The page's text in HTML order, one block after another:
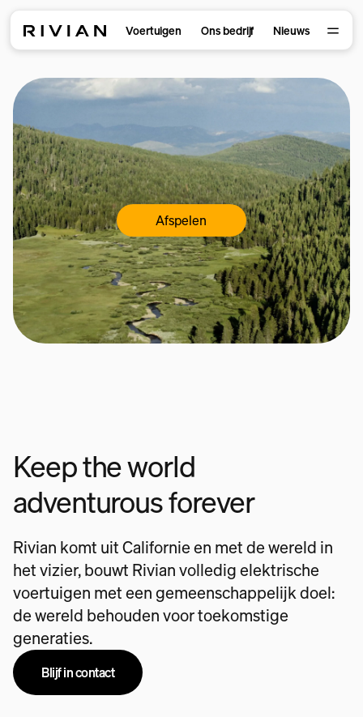
Voertuigen Ons bedrijf Nieuws
Afspelen
Keep the world
adventurous forever
Rivian komt uit Californie en met de wereld in
het vizier, bouwt Rivian volledig elektrische
voertuigen met een gemeenschappelijk doel:
de wereld behouden voor toekomstige
generaties.
Blijf in contact